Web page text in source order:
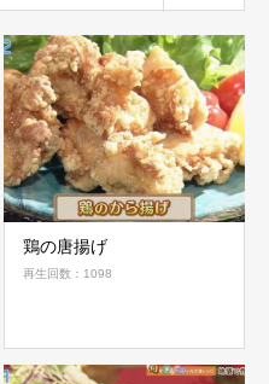
鶏の唐揚げ
再生回数：1098